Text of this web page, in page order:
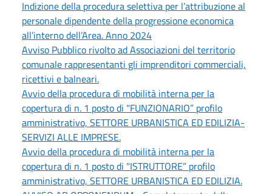
Indizione della procedura selettiva per l’attribuzione al
personale dipendente della progressione economica
all’interno dell’Area. Anno 2024
Avviso Pubblico rivolto ad Associazioni del territorio
comunale rappresentanti gli imprenditori commerciali,
ricettivi e balneari.
Avvio della procedura di mobilità interna per la
copertura di n. 1 posto di "FUNZIONARIO” profilo
amministrativo, SETTORE URBANISTICA ED EDILIZIA-
SERVIZI ALLE IMPRESE.
Avvio della procedura di mobilità interna per la
copertura di n. 1 posto di "ISTRUTTORE” profilo
amministrativo, SETTORE URBANISTICA ED EDILIZIA.